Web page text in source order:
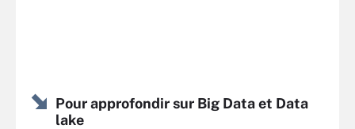
Pour approfondir sur Big Data et Data
lake